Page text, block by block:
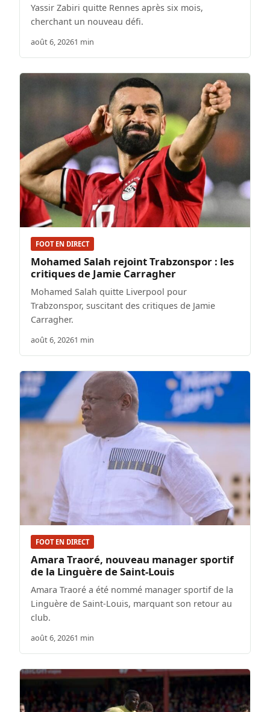
Yassir Zabiri quitte Rennes après six mois,
cherchant un nouveau défi.
août 6, 20261 min
FOOT EN DIRECT
Mohamed Salah rejoint Trabzonspor : les
critiques de Jamie Carragher
Mohamed Salah quitte Liverpool pour
Trabzonspor, suscitant des critiques de Jamie
Carragher.
août 6, 20261 min
FOOT EN DIRECT
Amara Traoré, nouveau manager sportif
de la Linguère de Saint-Louis
Amara Traoré a été nommé manager sportif de la
Linguère de Saint-Louis, marquant son retour au
club.
août 6, 20261 min